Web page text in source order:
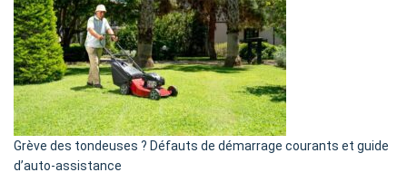
caméra
de
surveillance
?
5
avantages
essentiels
de
Grève des tondeuses ? Défauts de démarrage courants et guide
d’auto-assistance